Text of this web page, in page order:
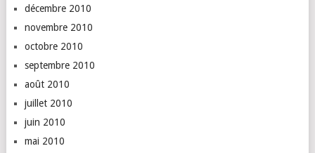
décembre 2010
novembre 2010
octobre 2010
septembre 2010
août 2010
juillet 2010
juin 2010
mai 2010